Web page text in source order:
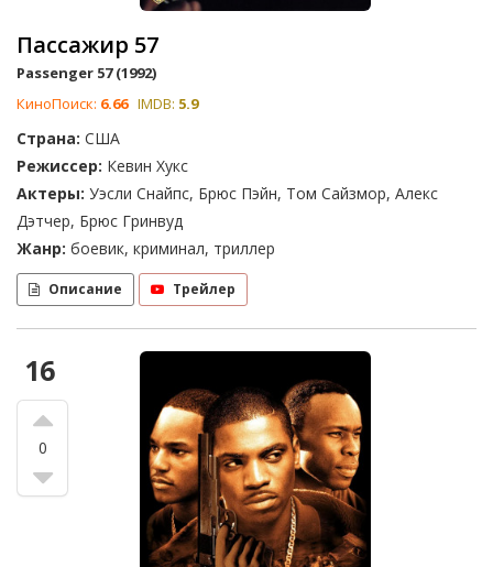
Пассажир 57
Passenger 57 (1992)
КиноПоиск: 6.66 IMDB: 5.9
Страна: США
Режиссер: Кевин Хукс
Актеры: Уэсли Снайпс, Брюс Пэйн, Том Сайзмор, Алекс
Дэтчер, Брюс Гринвуд
Жанр: боевик, криминал, триллер
Описание Трейлер
16
0